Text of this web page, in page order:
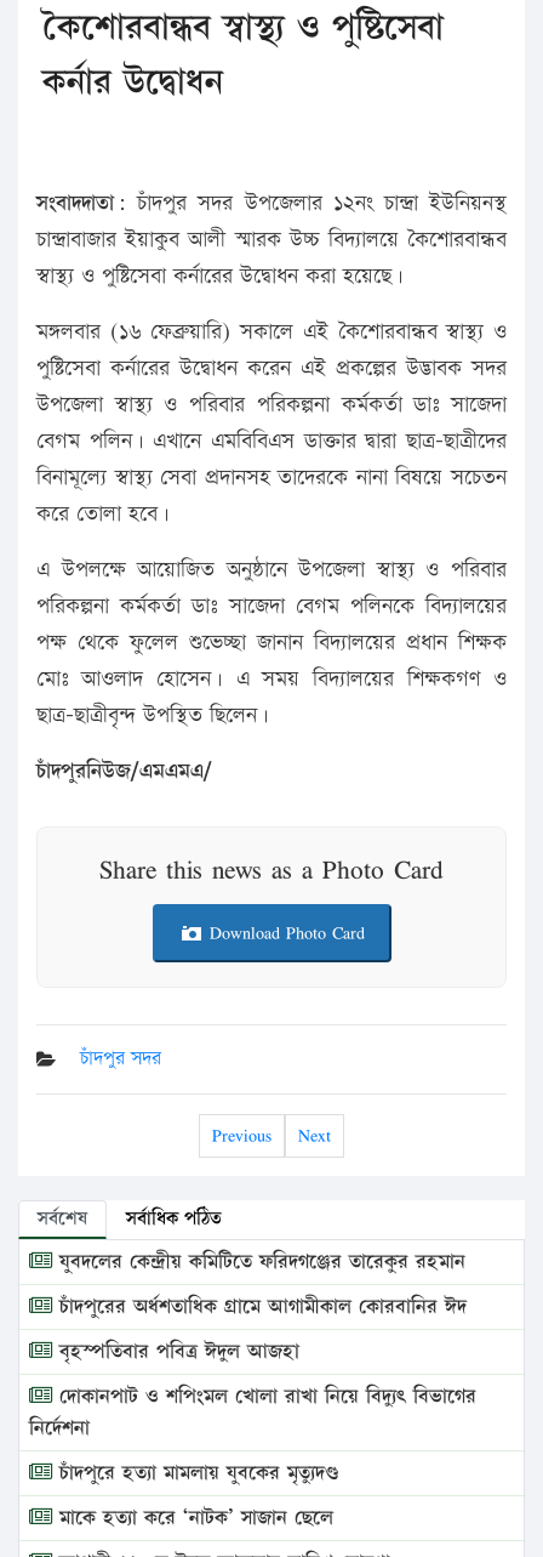
কৈশোরবান্ধব স্বাস্থ্য ও পুষ্টিসেবা
কর্নার উদ্বোধন
সংবাদদাতা:চাঁদপুর সদর উপজেলার ১২নং চান্দ্রা ইউনিয়নস্থ
চান্দ্রাবাজার ইয়াকুব আলী স্মারক উচ্চ বিদ্যালয়ে কৈশোরবান্ধব
স্বাস্থ্য ও পুষ্টিসেবা কর্নারের উদ্বোধন করা হয়েছে।
মঙ্গলবার (১৬ ফেব্রুয়ারি) সকালে এই কৈশোরবান্ধব স্বাস্থ্য ও
পুষ্টিসেবা কর্নারের উদ্বোধন করেন এই প্রকল্পের উদ্ভাবক সদর
উপজেলা স্বাস্থ্য ও পরিবার পরিকল্পনা কর্মকর্তা ডাঃ সাজেদা
বেগম পলিন। এখানে এমবিবিএস ডাক্তার দ্বারা ছাত্র-ছাত্রীদের
বিনামূল্যে স্বাস্থ্য সেবা প্রদানসহ তাদেরকে নানা বিষয়ে সচেতন
করে তোলা হবে।
এ উপলক্ষে আয়োজিত অনুষ্ঠানে উপজেলা স্বাস্থ্য ও পরিবার
পরিকল্পনা কর্মকর্তা ডাঃ সাজেদা বেগম পলিনকে বিদ্যালয়ের
পক্ষ থেকে ফুলেল শুভেচ্ছা জানান বিদ্যালয়ের প্রধান শিক্ষক
মোঃ আওলাদ হোসেন। এ সময় বিদ্যালয়ের শিক্ষকগণ ও
ছাত্র-ছাত্রীবৃন্দ উপস্থিত ছিলেন।
চাঁদপুরনিউজ/এমএমএ/
Share this news as a Photo Card
Download Photo Card
চাঁদপুর সদর
Previous Next
সর্বশেষ সর্বাধিক পঠিত
যুবদলের কেন্দ্রীয় কমিটিতে ফরিদগঞ্জের তারেকুর রহমান
চাঁদপুরের অর্ধশতাধিক গ্রামে আগামীকাল কোরবানির ঈদ
বৃহস্পতিবার পবিত্র ঈদুল আজহা
দোকানপাট ও শপিংমল খোলা রাখা নিয়ে বিদ্যুৎ বিভাগের
নির্দেশনা
চাঁদপুরে হত্যা মামলায় যুবকের মৃত্যুদণ্ড
মাকে হত্যা করে ‘নাটক’ সাজান ছেলে